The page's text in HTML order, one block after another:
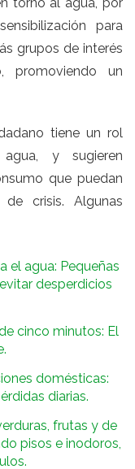
para
grupos de interés
promoviendo un
tiene un rol
y sugieren
que puedan
crisis. Algunas
el agua: Pequeñas
desperdicios
cinco minutos: El
domésticas:
diarias.
frutas y de
pisos e inodoros,